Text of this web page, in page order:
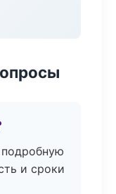
и сроки